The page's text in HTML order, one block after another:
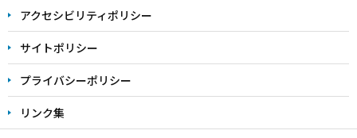
アクセシビリティポリシー
サイトポリシー
プライバシーポリシー
リンク集